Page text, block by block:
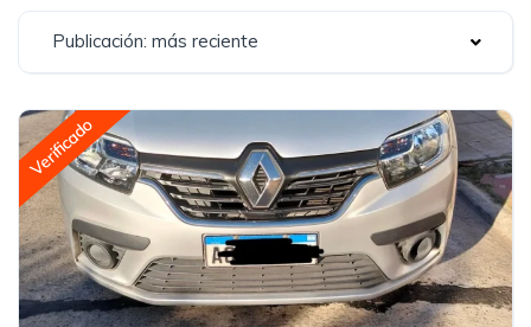
Publicación: más reciente
Verificado